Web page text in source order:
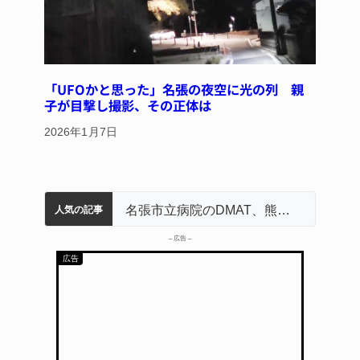
「UFOかと思った」名張の夜空に光の列 親
子が目撃し撮影、その正体は
2026年1月7日
人気の記事
名張市水道料金47％値上げへ 答申案、審議会で大筋まとまる
器物損壊容疑で83歳女逮捕 伊賀署
中学校の陶壁モニュメント 地元建設会社がボランティアで清掃 伊賀
名張市立病院のDMAT、熊本地震の被災地へ 能登以来3回目の派遣 「息子が妊娠させた」母娘だまされ400万円詐欺被害 名張
– 広告 –